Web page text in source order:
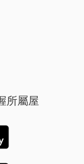
所屬屋